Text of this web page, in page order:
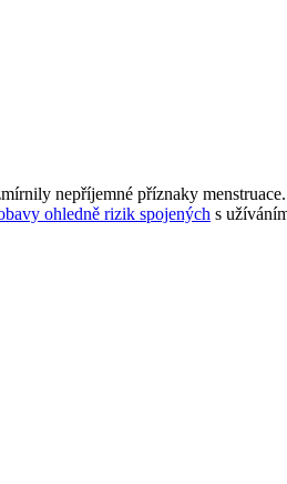
nepříjemné příznaky
ohledně rizik spojených s